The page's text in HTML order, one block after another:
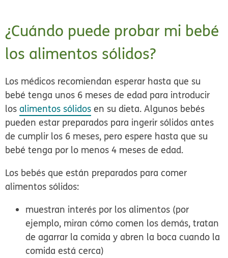
¿Cuándo puede probar mi bebé
los alimentos sólidos?
Los médicos recomiendan esperar hasta que su
bebé tenga unos 6 meses de edad para introducir
losalimentos sólidos en su dieta. Algunos bebés
pueden estar preparados para ingerir sólidos antes
de cumplir los 6 meses, pero espere hasta que su
bebé tenga por lo menos 4 meses de edad.
Los bebés que están preparados para comer
alimentos sólidos:
muestran interés por los alimentos (por
ejemplo, miran cómo comen los demás, tratan
de agarrar la comida y abren la boca cuando la
comida está cerca)